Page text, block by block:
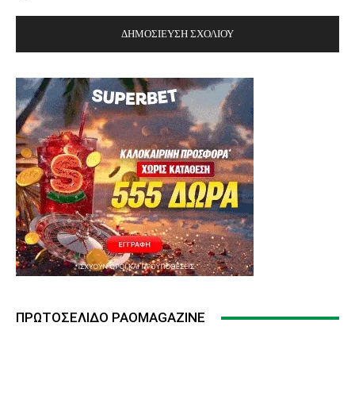
ΠΡΩΤΟΣΈΛΙΔΟ PAOMAGAZINE